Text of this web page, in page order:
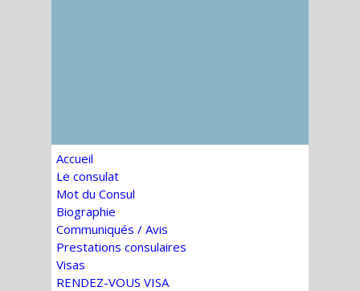
Accueil
Le consulat
Mot du Consul
Biographie
Communiqués / Avis
Prestations consulaires
Visas
RENDEZ-VOUS VISA